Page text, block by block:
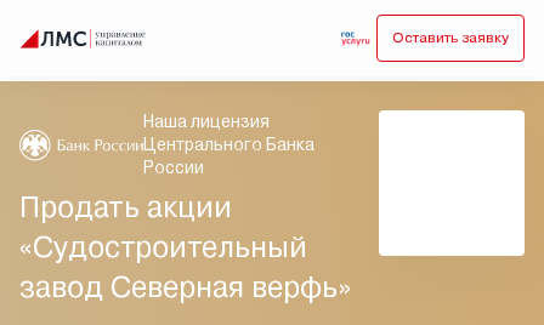
Оставить заявку
Наша лицензия
Центрального Банка
России
Продать акции
«Судостроительный
завод Северная верфь»